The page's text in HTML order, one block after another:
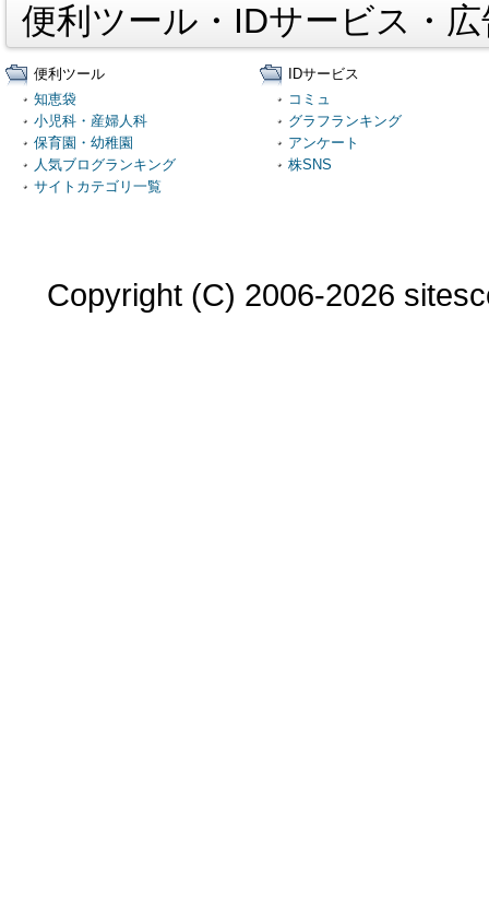
便利ツール・IDサービス・
便利ツール
知恵袋
小児科・産婦人科
保育園・幼稚園
人気ブログランキング
サイトカテゴリ一覧
IDサービス
コミュ
グラフランキング
アンケート
株SNS
Copyright (C) 2006-2026